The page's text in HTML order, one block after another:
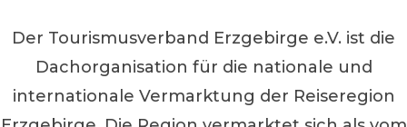
Der Tourismusverband Erzgebirge e.V. ist die
Dachorganisation für die nationale und
internationale Vermarktung der Reiseregion